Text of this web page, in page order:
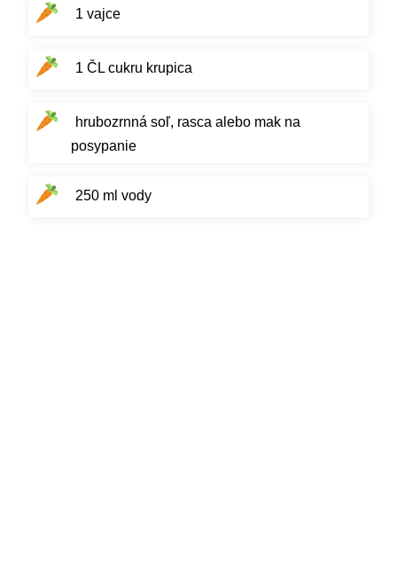
1 vajce
1 ČL cukru krupica
hrubozrnná soľ, rasca alebo mak na
posypanie
250 ml vody